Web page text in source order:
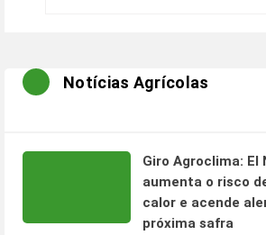
Notícias Agrícolas
Giro Agroclima: El
aumenta o risco
calor e acende
próxima safra